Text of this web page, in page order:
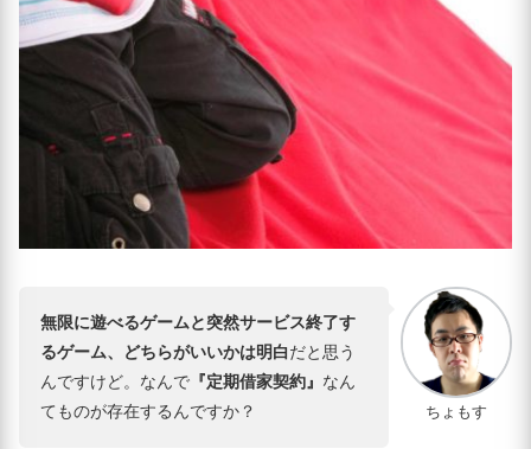
ちょもす
無限に遊べるゲームと突然サービス終了す
るゲーム、どちらがいいかは明白だと思う
んですけど。なんで 『定期借家契約』 なん
てものが存在するんですか？